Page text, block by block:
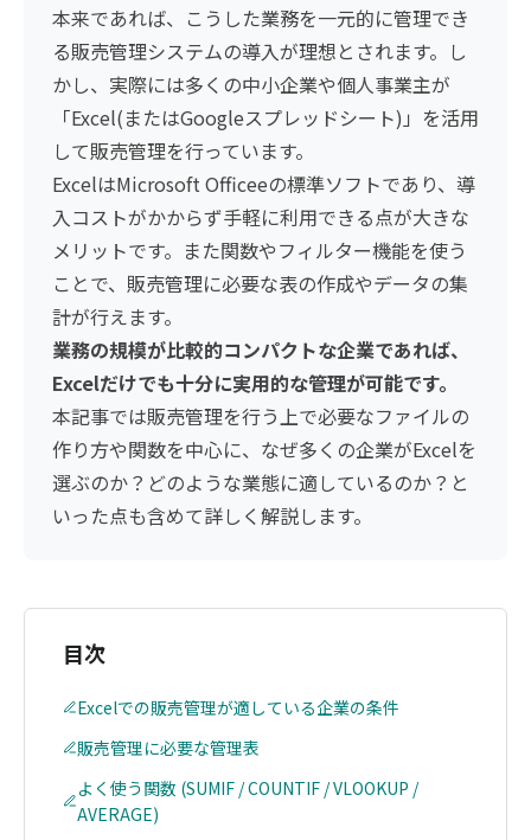
本来であれば、こうした業務を一元的に管理でき
る販売管理システムの導入が理想とされます。し
かし、実際には多くの中小企業や個人事業主が
「Excel(またはGoogleスプレッドシート)」を活用
して販売管理を行っています。
ExcelはMicrosoft Officeeの標準ソフトであり、導
入コストがかからず手軽に利用できる点が大きな
メリットです。また関数やフィルター機能を使う
ことで、販売管理に必要な表の作成やデータの集
計が行えます。
業務の規模が比較的コンパクトな企業であれば、
Excelだけでも十分に実用的な管理が可能です。
本記事では販売管理を行う上で必要なファイルの
作り方や関数を中心に、なぜ多くの企業がExcelを
選ぶのか？どのような業態に適しているのか？と
いった点も含めて詳しく解説します。
目次
Excelでの販売管理が適している企業の条件
販売管理に必要な管理表
よく使う関数 (SUMIF / COUNTIF / VLOOKUP /
AVERAGE)